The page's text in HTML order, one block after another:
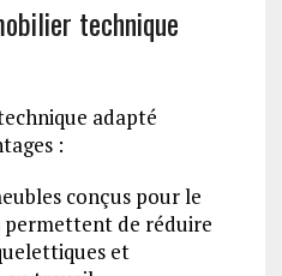
technique
adapté
:
conçus pour le
permettent de réduire
et